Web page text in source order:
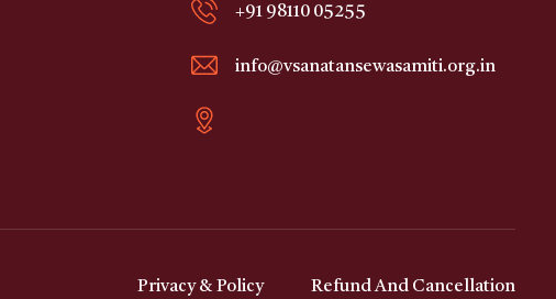
+91 98110 05255
info@vsanatansewasamiti.org.in
Privacy & Policy Refund And Cancellation